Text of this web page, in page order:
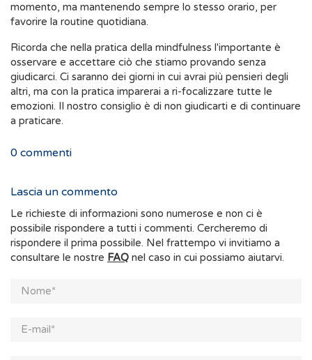
momento, ma mantenendo sempre lo stesso orario, per
favorire la routine quotidiana.
Ricorda che nella pratica della mindfulness l'importante è
osservare e accettare ciò che stiamo provando senza
giudicarci. Ci saranno dei giorni in cui avrai più pensieri degli
altri, ma con la pratica imparerai a ri-focalizzare tutte le
emozioni. Il nostro consiglio è di non giudicarti e di continuare
a praticare.
0 commenti
Lascia un commento
Le richieste di informazioni sono numerose e non ci è
possibile rispondere a tutti i commenti. Cercheremo di
rispondere il prima possibile. Nel frattempo vi invitiamo a
consultare le nostre FAQ nel caso in cui possiamo aiutarvi.